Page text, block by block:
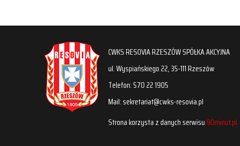
CWKS RESOVIA RZESZÓW SPÓŁKA AKCYJNA
ul. Wyspiańskiego 22, 35-111 Rzeszów
Telefon: 570 22 1905
Mail: sekretariat@cwks-resovia.pl
Strona korzysta z danych serwisu90minut.pl